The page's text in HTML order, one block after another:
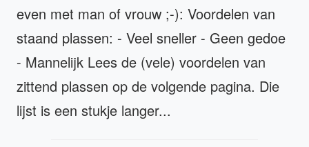
even met man of vrouw ;-): Voordelen van
staand plassen: - Veel sneller - Geen gedoe
- Mannelijk Lees de (vele) voordelen van
zittend plassen op de volgende pagina. Die
lijst is een stukje langer...